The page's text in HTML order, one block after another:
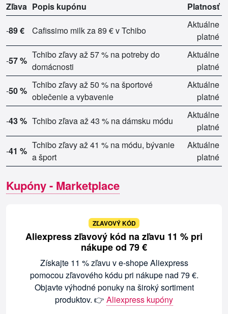
Zľava Popis kupónu Platnosť
-89 € Cafissimo milk za 89 € v Tchibo
Aktuálne
platné
-57 %
Tchibo zľavy až 57 % na potreby do
domácnosti
Aktuálne
platné
-50 %
Tchibo zľavy až 50 % na športové
oblečenie a vybavenie
Aktuálne
platné
-43 % Tchibo zľava až 43 % na dámsku módu
Aktuálne
platné
-41 %
Tchibo zľavy až 41 % na módu, bývanie
a šport
Aktuálne
platné
Kupóny - Marketplace
ZĽAVOVÝ KÓD
Aliexpress zľavový kód na zľavu 11 % pri
nákupe od 79 €
Získajte 11 % zľavu v e-shope Aliexpress
pomocou zľavového kódu pri nákupe nad 79 €.
Objavte výhodné ponuky na široký sortiment
produktov. 👉 Aliexpress kupóny